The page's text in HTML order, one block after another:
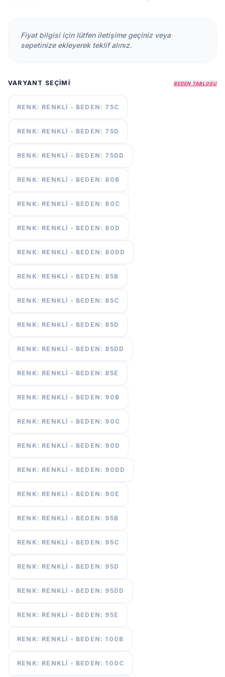
İLETİŞİM
ŞARTLARI
+90
55
Fiyat bilgisi için lütfen iletişime geçiniz veya
sepetinize ekleyerek teklif alınız.
VARYANT SEÇIMI BEDEN TABLOSU
RENK: RENKLI - BEDEN: 75C
RENK: RENKLI - BEDEN: 75D
RENK: RENKLI - BEDEN: 75DD
RENK: RENKLI - BEDEN: 80B
RENK: RENKLI - BEDEN: 80C
RENK: RENKLI - BEDEN: 80D
RENK: RENKLI - BEDEN: 80DD
RENK: RENKLI - BEDEN: 85B
RENK: RENKLI - BEDEN: 85C
RENK: RENKLI - BEDEN: 85D
RENK: RENKLI - BEDEN: 85DD
RENK: RENKLI - BEDEN: 85E
RENK: RENKLI - BEDEN: 90B
RENK: RENKLI - BEDEN: 90C
RENK: RENKLI - BEDEN: 90D
RENK: RENKLI - BEDEN: 90DD
RENK: RENKLI - BEDEN: 90E
RENK: RENKLI - BEDEN: 95B
RENK: RENKLI - BEDEN: 95C
RENK: RENKLI - BEDEN: 95D
RENK: RENKLI - BEDEN: 95DD
RENK: RENKLI - BEDEN: 95E
RENK: RENKLI - BEDEN: 100B
RENK: RENKLI - BEDEN: 100C